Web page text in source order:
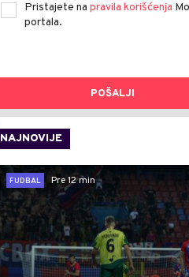
Pristajete na pravila korišćenja
portala.
POŠALJI
NAJNOVIJE
FUDBAL
Pre 12 min